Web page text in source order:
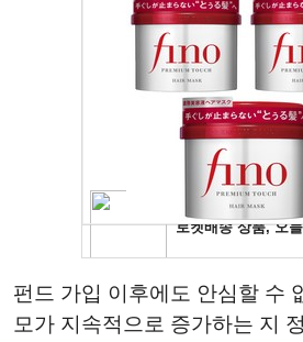
펀드 가입 이후에도 안심할 수
모가 지속적으로 증가하는 지